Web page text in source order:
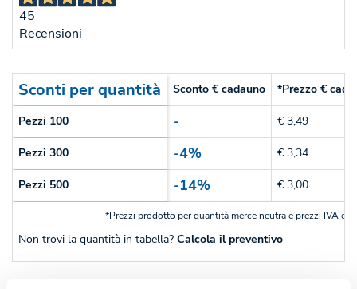
45
Recensioni
Sconti per quantità Sconto € cadauno *Prezzo €
Pezzi 100 - € 3,49
Pezzi 300 -4% € 3,34
Pezzi 500 -14% € 3,00
*Prezzi prodotto per quantità merce neutra e prezzi IVA
Non trovi la quantità in tabella? Calcola il preventivo